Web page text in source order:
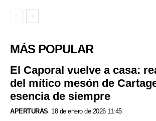
MÁS POPULAR
El Caporal vuelve a casa:
del mítico mesón de
esencia de siempre
APERTURAS 18 de enero de 2026 11:45